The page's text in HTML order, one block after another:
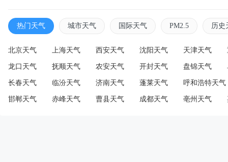
热门天气 城市天气 国际天气 PM2.5 历史
北京天气 上海天气 西安天气 沈阳天气 天津天气
龙口天气 抚顺天气 农安天气 开封天气 盘锦天气
长春天气 临汾天气 济南天气 蓬莱天气 呼和浩特天气
邯郸天气 赤峰天气 曹县天气 成都天气 亳州天气